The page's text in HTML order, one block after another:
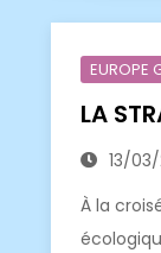
EUROPE
LA
13/
À la